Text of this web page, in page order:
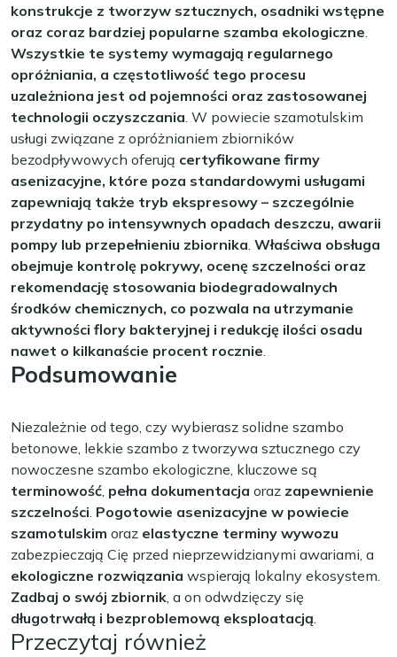
konstrukcje z tworzyw sztucznych, osadniki wstępne
oraz coraz bardziej popularne szamba ekologiczne.
Wszystkie te systemy wymagają regularnego
opróżniania, a częstotliwość tego procesu
uzależniona jest od pojemności oraz zastosowanej
technologii oczyszczania. W powiecie szamotulskim
usługi związane z opróżnianiem zbiorników
bezodpływowych oferują certyfikowane firmy
asenizacyjne, które poza standardowymi usługami
zapewniają także tryb ekspresowy – szczególnie
przydatny po intensywnych opadach deszczu, awarii
pompy lub przepełnieniu zbiornika. Właściwa obsługa
obejmuje kontrolę pokrywy, ocenę szczelności oraz
rekomendację stosowania biodegradowalnych
środków chemicznych, co pozwala na utrzymanie
aktywności flory bakteryjnej i redukcję ilości osadu
nawet o kilkanaście procent rocznie.
Podsumowanie
Niezależnie od tego, czy wybierasz solidne szambo
betonowe, lekkie szambo z tworzywa sztucznego czy
nowoczesne szambo ekologiczne, kluczowe są
terminowość, pełna dokumentacja oraz zapewnienie
szczelności. Pogotowie asenizacyjne w powiecie
szamotulskim oraz elastyczne terminy wywozu
zabezpieczają Cię przed nieprzewidzianymi awariami, a
ekologiczne rozwiązania wspierają lokalny ekosystem.
Zadbaj o swój zbiornik, a on odwdzięczy się
długotrwałą i bezproblemową eksploatacją.
Przeczytaj również